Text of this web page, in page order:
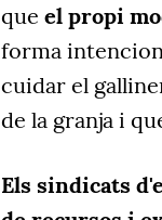
que el propi
forma
cuidar el
de la granja i
Els sindicats